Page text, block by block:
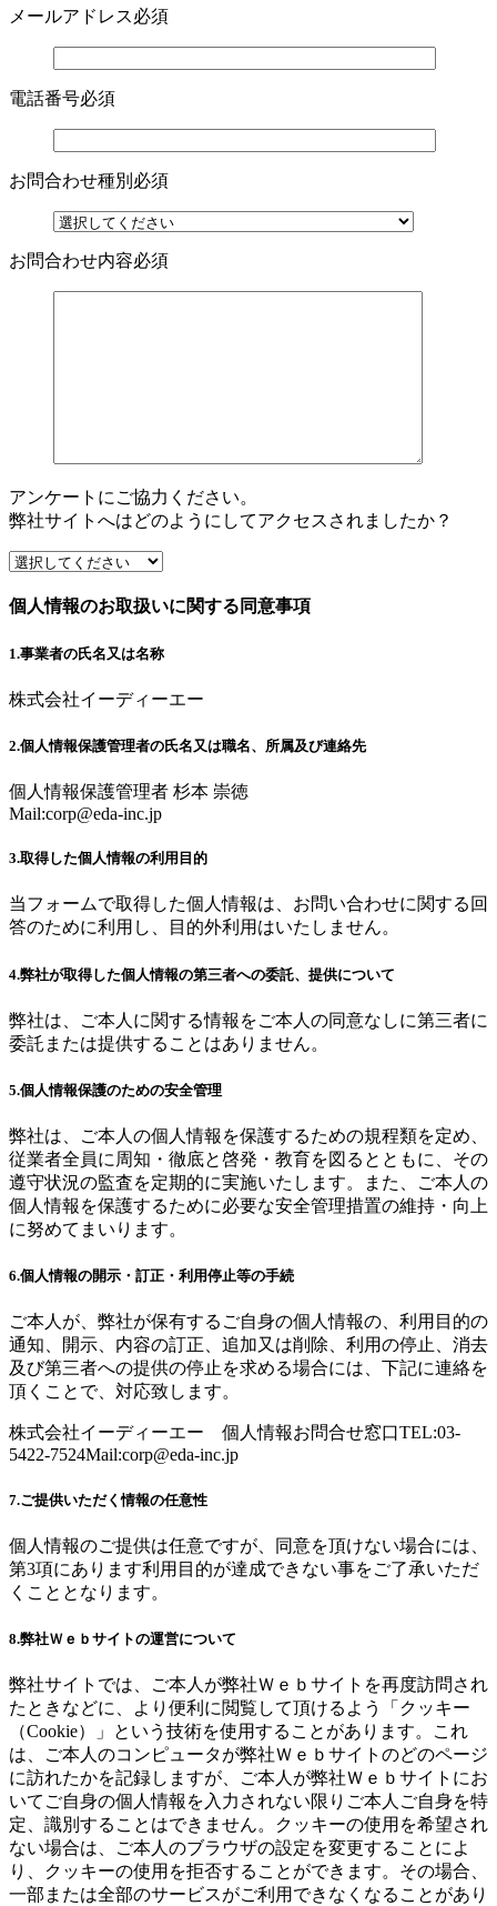
メールアドレス必須
電話番号必須
お問合わせ種別 必須
お問合わせ内容必須
アンケートにご協力ください。
弊社サイトへはどのようにしてアクセスされましたか？
個人情報のお取扱いに関する同意事項
1.事業者の氏名又は名称
株式会社イーディーエー
2.個人情報保護管理者の氏名又は職名、所属及び連絡先
個人情報保護管理者 杉本 崇徳
Mail:corp@eda-inc.jp
3.取得した個人情報の利用目的
当フォームで取得した個人情報は、お問い合わせに関する回
答のために利用し、目的外利用はいたしません。
4.弊社が取得した個人情報の第三者への委託、提供について
弊社は、ご本人に関する情報をご本人の同意なしに第三者に
委託または提供することはありません。
5.個人情報保護のための安全管理
弊社は、ご本人の個人情報を保護するための規程類を定め、
従業者全員に周知・徹底と啓発・教育を図るとともに、その
遵守状況の監査を定期的に実施いたします。また、ご本人の
個人情報を保護するために必要な安全管理措置の維持・向上
に努めてまいります。
6.個人情報の開示・訂正・利用停止等の手続
ご本人が、弊社が保有するご自身の個人情報の、利用目的の
通知、開示、内容の訂正、追加又は削除、利用の停止、消去
及び第三者への提供の停止を求める場合には、下記に連絡を
頂くことで、対応致します。
株式会社イーディーエー 個人情報お問合せ窓口TEL:03-
5422-7524Mail:corp@eda-inc.jp
7.ご提供いただく情報の任意性
個人情報のご提供は任意ですが、同意を頂けない場合には、
第3項にあります利用目的が達成できない事をご了承いただ
くこととなります。
8.弊社Ｗｅｂサイトの運営について
弊社サイトでは、ご本人が弊社Ｗｅｂサイトを再度訪問され
たときなどに、より便利に閲覧して頂けるよう「クッキー
（Cookie）」という技術を使用することがあります。これ
は、ご本人のコンピュータが弊社Ｗｅｂサイトのどのページ
に訪れたかを記録しますが、ご本人が弊社Ｗｅｂサイトにお
いてご自身の個人情報を入力されない限りご本人ご自身を特
定、識別することはできません。クッキーの使用を希望され
ない場合は、ご本人のブラウザの設定を変更することによ
り、クッキーの使用を拒否することができます。その場合、
一部または全部のサービスがご利用できなくなることがあり